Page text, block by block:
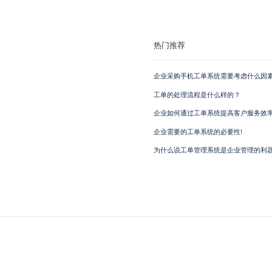
热门推荐
企业采购手机工单系统需要考虑什么因
工单的处理流程是什么样的？
企业如何通过工单系统提高客户服务效
企业需要的工单系统的必要性!
为什么说工单管理系统是企业管理的利